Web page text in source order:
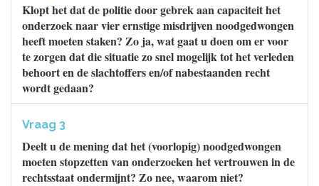
Klopt het dat de politie door gebrek aan capaciteit het
onderzoek naar vier ernstige misdrijven noodgedwongen
heeft moeten staken? Zo ja, wat gaat u doen om er voor
te zorgen dat die situatie zo snel mogelijk tot het verleden
behoort en de slachtoffers en/of nabestaanden recht
wordt gedaan?
Vraag 3
Deelt u de mening dat het (voorlopig) noodgedwongen
moeten stopzetten van onderzoeken het vertrouwen in de
rechtsstaat ondermijnt? Zo nee, waarom niet?